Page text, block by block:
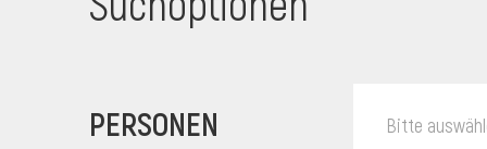
PERSONEN Bitte